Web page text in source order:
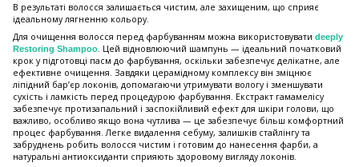
В результаті волосся залишається чистим, але захищеним, що сприяє
ідеальному лягненню кольору.
Для очищення волосся перед фарбуванням можна використовувати deeply
Restoring Shampoo . Цей відновлюючий шампунь — ідеальний початковий
крок у підготовці пасм до фарбування, оскільки забезпечує делікатне, але
ефективне очищення. Завдяки церамідному комплексу він зміцнює
ліпідний бар’єр локонів, допомагаючи утримувати вологу і зменшувати
сухість і ламкість перед процедурою фарбування. Екстракт гамамелісу
забезпечує протизапальний і заспокійливий ефект для шкіри голови, що
важливо, особливо якщо вона чутлива — це забезпечує більш комфортний
процес фарбування. Легке видалення себуму, залишків стайлінгу та
забруднень робить волосся чистим і готовим до нанесення фарби, а
натуральні антиоксиданти сприяють здоровому вигляду локонів.